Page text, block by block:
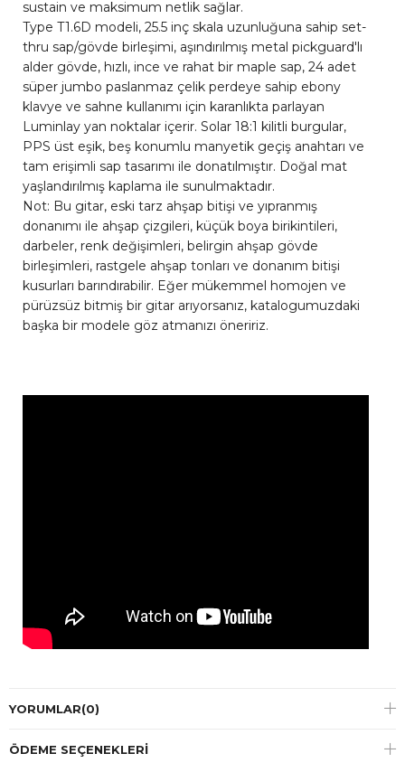
sustain ve maksimum netlik sağlar.
Type T1.6D modeli, 25.5 inç skala uzunluğuna sahip set-
thru sap/gövde birleşimi, aşındırılmış metal pickguard'lı
alder gövde, hızlı, ince ve rahat bir maple sap, 24 adet
süper jumbo paslanmaz çelik perdeye sahip ebony
klavye ve sahne kullanımı için karanlıkta parlayan
Luminlay yan noktalar içerir. Solar 18:1 kilitli burgular,
PPS üst eşik, beş konumlu manyetik geçiş anahtarı ve
tam erişimli sap tasarımı ile donatılmıştır. Doğal mat
yaşlandırılmış kaplama ile sunulmaktadır.
Not: Bu gitar, eski tarz ahşap bitişi ve yıpranmış
donanımı ile ahşap çizgileri, küçük boya birikintileri,
darbeler, renk değişimleri, belirgin ahşap gövde
birleşimleri, rastgele ahşap tonları ve donanım bitişi
kusurları barındırabilir. Eğer mükemmel homojen ve
pürüzsüz bitmiş bir gitar arıyorsanız, katalogumuzdaki
başka bir modele göz atmanızı öneririz.
YORUMLAR(0)
ÖDEME SEÇENEKLERI